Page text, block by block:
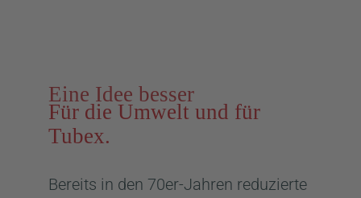
Eine Idee besser
Für die Umwelt und für
Tubex.
Bereits in den 70er-Jahren reduzierte